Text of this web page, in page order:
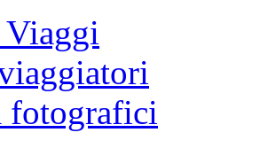
fotografici